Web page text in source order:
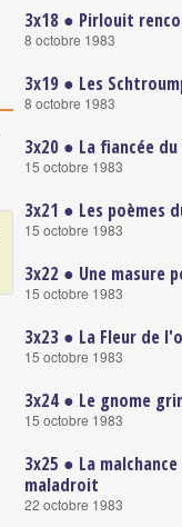
3x18 ● Pirlouit
8 octobre 1983
3x19 ● Les
8 octobre 1983
3x20 ● La fiancée
15 octobre 1983
3x21 ● Les poèmes
15 octobre 1983
3x22 ● Une masure
15 octobre 1983
3x23 ● La Fleur de
15 octobre 1983
3x24 ● Le gnome
15 octobre 1983
3x25 ● La
maladroit
22 octobre 1983